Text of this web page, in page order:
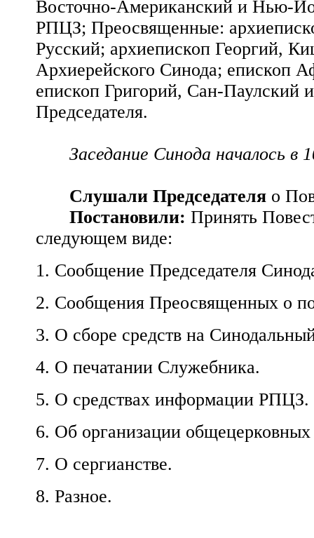
Восточно-Американский и Нью-
РПЦЗ; Преосвященные:
Русский; архиепископ Георгий,
Архиерейского Синода; епископ
епископ Григорий, Сан-
Председателя.
Заседание Синода началось
Слушали Председателя о
Постановили: Принять
следующем виде:
1. Сообщение Председателя
2. Сообщения Преосвященных о
3. О сборе средств на
4. О печатании Служебника.
5. О средствах информации РПЦЗ.
6. Об организации
7. О сергианстве.
8. Разное.